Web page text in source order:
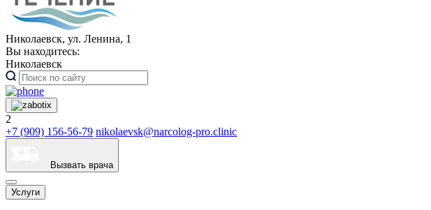
Николаевск, ул. Ленина, 1
Вы находитесь:
Николаевск
2
+7 (909) 156-56-79 nikolaevsk@narcolog-pro.clinic
Вызвать врача
Услуги